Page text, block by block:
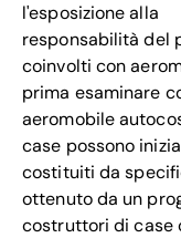
l'esposizione alla
responsabilità del
coinvolti con
prima esaminare
aeromobile
case possono
costituiti da
ottenuto da un
costruttori di case